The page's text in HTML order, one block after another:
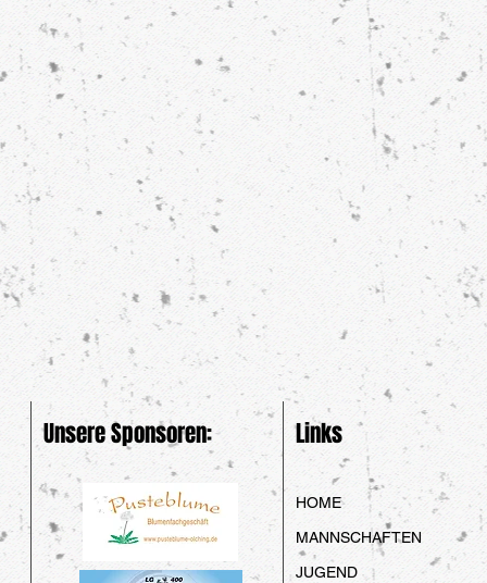
Unsere Sponsoren: Links
HOME
MANNSCHAFTEN
JUGEND